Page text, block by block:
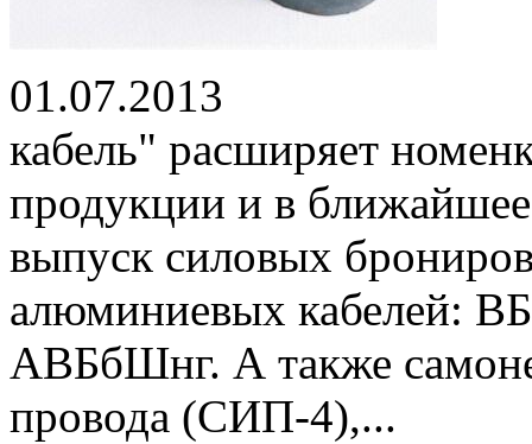
01.07.2013
кабель" расширяет
продукции и в
выпуск силовых
алюминиевых кабелей:
АВБбШнг. А также
провода (СИП-4),...